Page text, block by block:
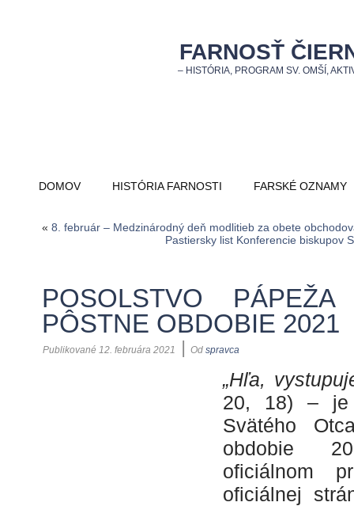
FARNOSŤ
– HISTÓRIA, PROGRAM SV. OMŠÍ,
DOMOV HISTÓRIA FARNOSTI FARSKÉ OZNAMY
« 8. február – Medzinárodný deň modlitieb za obete
Pastiersky list Konferencie biskupov
POSOLSTVO
PÔSTNE OBDOBIE 2021
Publikované 12. februára 2021 | Od spravca
„Hľa,
20, 18) – je
Svätého
obdobie
oficiálnom
oficiálnej